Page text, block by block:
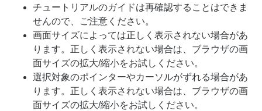
チュートリアルのガイドは再確認することはできま
せんので、ご注意ください。
画面サイズによっては正しく表示されない場合があ
ります。正しく表示されない場合は、ブラウザの画
面サイズの拡大/縮小をお試しください。
選択対象のポインターやカーソルがずれる場合があ
ります。正しく表示されない場合は、ブラウザの画
面サイズの拡大/縮小をお試しください。